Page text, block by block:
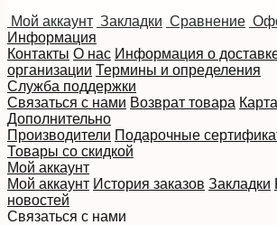
Мой аккаунт Закладки Сравнение
Информация
Контакты О нас Информация о
организации Термины и определения
Служба поддержки
Связаться с нами Возврат товара
Дополнительно
Производители Подарочные
Товары со скидкой
Мой аккаунт
Мой аккаунт История заказов Закладки
новостей
Связаться с нами